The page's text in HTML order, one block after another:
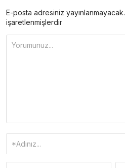
E-posta adresiniz yayınlanmayacak.
işaretlenmişlerdir